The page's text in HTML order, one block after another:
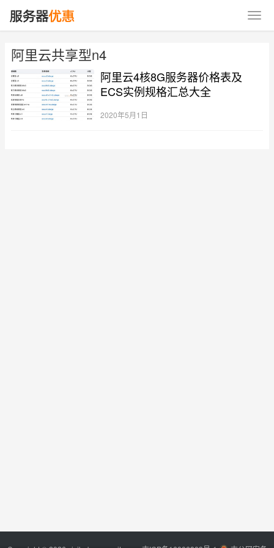
阿里云共享型n4
阿里云4核8G服务器价格表及
ECS实例规格汇总大全
2020年5月1日